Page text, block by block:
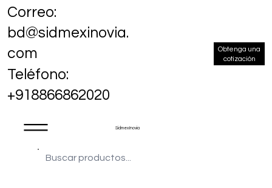
Sidmex Inovia
Correo:
bd@sidmexinovia.
com
Teléfono:
+918866862020
Obtenga una
cotización